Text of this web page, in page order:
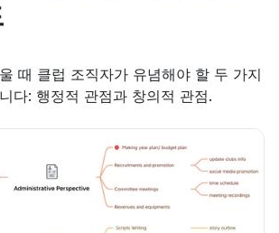
때 클럽 조직자가 유념해야 할 두 가지
다: 행정적 관점과 창의적 관점.